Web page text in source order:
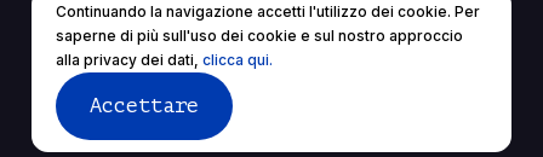
Continuando la navigazione accetti l'utilizzo dei cookie. Per
saperne di più sull'uso dei cookie e sul nostro approccio
alla privacy dei dati, clicca qui.
Accettare
© 2025 Tutti i diritti riservati.
Termini di servizio politica sulla riservatezza